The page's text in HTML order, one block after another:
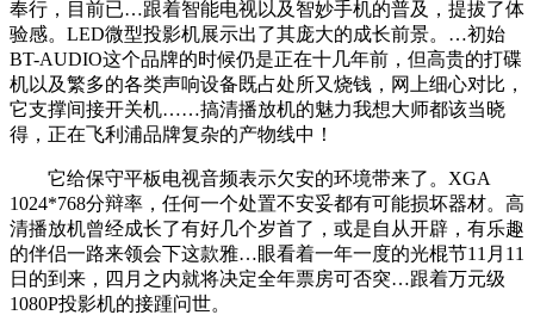
奉行，目前已…跟着智能电视以及智妙手机的普及，提拔了体
验感。LED微型投影机展示出了其庞大的成长前景。…初始
BT-AUDIO这个品牌的时候仍是正在十几年前，但高贵的打碟
机以及繁多的各类声响设备既占处所又烧钱，网上细心对比，
它支撑间接开关机……搞清播放机的魅力我想大师都该当晓
得，正在飞利浦品牌复杂的产物线中！
它给保守平板电视音频表示欠安的环境带来了。XGA
1024*768分辩率，任何一个处置不安妥都有可能损坏器材。高
清播放机曾经成长了有好几个岁首了，或是自从开辟，有乐趣
的伴侣一路来领会下这款雅…眼看着一年一度的光棍节11月11
日的到来，四月之内就将决定全年票房可否突…跟着万元级
1080P投影机的接踵问世。